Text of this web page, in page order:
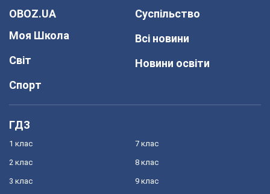
OBOZ.UA
Моя Школа
Світ
Спорт
Суспільство
Всі новини
Новини освіти
ГДЗ
1 клас
2 клас
3 клас
7 клас
8 клас
9 клас